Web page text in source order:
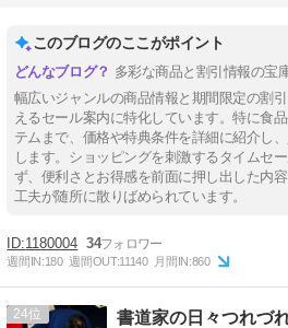
このブログのここがポイント
多彩な商品と割引情報の宝
幅広いジャンルの商品情報と期間限定の割
えるセール案内に特化しています。特に食
テムまで、価格や特典条件を詳細に紹介し
します。ショッピングを刺激するタイムセ
ず、便利さとお得感を前面に押し出した内
工夫が随所に散りばめられています。
1180004 34
週間IN:180 週間OUT:11140 月間IN:860
24 書道家の日々つれづ